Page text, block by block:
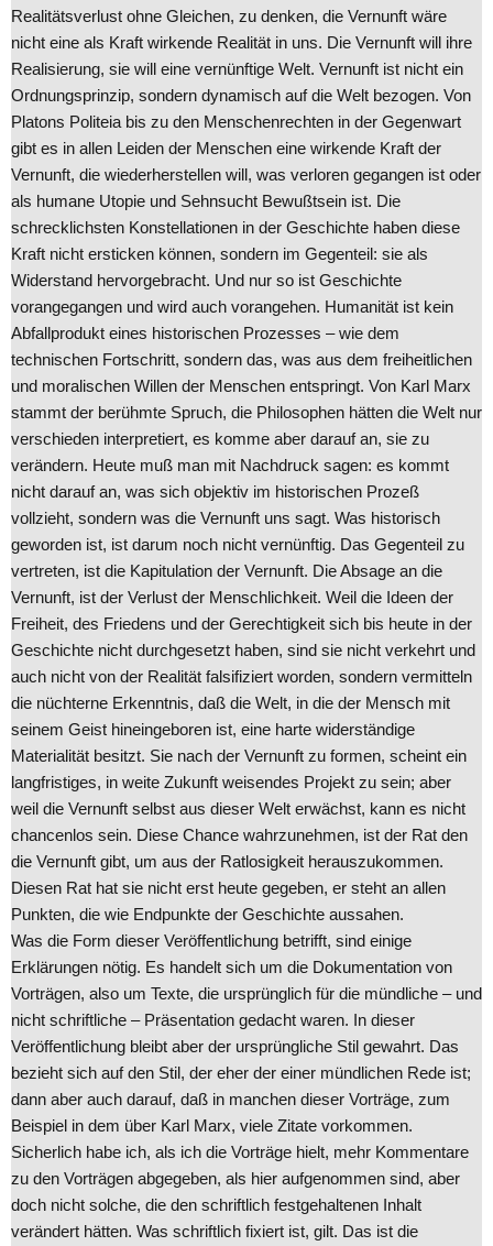
Realitätsverlust ohne Gleichen, zu denken, die Vernunft wäre
nicht eine als Kraft wirkende Realität in uns. Die Vernunft will ihre
Realisierung, sie will eine vernünftige Welt. Vernunft ist nicht ein
Ordnungsprinzip, sondern dynamisch auf die Welt bezogen. Von
Platons Politeia bis zu den Menschenrechten in der Gegenwart
gibt es in allen Leiden der Menschen eine wirkende Kraft der
Vernunft, die wiederherstellen will, was verloren gegangen ist oder
als humane Utopie und Sehnsucht Bewußtsein ist. Die
schrecklichsten Konstellationen in der Geschichte haben diese
Kraft nicht ersticken können, sondern im Gegenteil: sie als
Widerstand hervorgebracht. Und nur so ist Geschichte
vorangegangen und wird auch vorangehen. Humanität ist kein
Abfallprodukt eines historischen Prozesses – wie dem
technischen Fortschritt, sondern das, was aus dem freiheitlichen
und moralischen Willen der Menschen entspringt. Von Karl Marx
stammt der berühmte Spruch, die Philosophen hätten die Welt nur
verschieden interpretiert, es komme aber darauf an, sie zu
verändern. Heute muß man mit Nachdruck sagen: es kommt
nicht darauf an, was sich objektiv im historischen Prozeß
vollzieht, sondern was die Vernunft uns sagt. Was historisch
geworden ist, ist darum noch nicht vernünftig. Das Gegenteil zu
vertreten, ist die Kapitulation der Vernunft. Die Absage an die
Vernunft, ist der Verlust der Menschlichkeit. Weil die Ideen der
Freiheit, des Friedens und der Gerechtigkeit sich bis heute in der
Geschichte nicht durchgesetzt haben, sind sie nicht verkehrt und
auch nicht von der Realität falsifiziert worden, sondern vermitteln
die nüchterne Erkenntnis, daß die Welt, in die der Mensch mit
seinem Geist hineingeboren ist, eine harte widerständige
Materialität besitzt. Sie nach der Vernunft zu formen, scheint ein
langfristiges, in weite Zukunft weisendes Projekt zu sein; aber
weil die Vernunft selbst aus dieser Welt erwächst, kann es nicht
chancenlos sein. Diese Chance wahrzunehmen, ist der Rat den
die Vernunft gibt, um aus der Ratlosigkeit herauszukommen.
Diesen Rat hat sie nicht erst heute gegeben, er steht an allen
Punkten, die wie Endpunkte der Geschichte aussahen.
Was die Form dieser Veröffentlichung betrifft, sind einige
Erklärungen nötig. Es handelt sich um die Dokumentation von
Vorträgen, also um Texte, die ursprünglich für die mündliche – und
nicht schriftliche – Präsentation gedacht waren. In dieser
Veröffentlichung bleibt aber der ursprüngliche Stil gewahrt. Das
bezieht sich auf den Stil, der eher der einer mündlichen Rede ist;
dann aber auch darauf, daß in manchen dieser Vorträge, zum
Beispiel in dem über Karl Marx, viele Zitate vorkommen.
Sicherlich habe ich, als ich die Vorträge hielt, mehr Kommentare
zu den Vorträgen abgegeben, als hier aufgenommen sind, aber
doch nicht solche, die den schriftlich festgehaltenen Inhalt
verändert hätten. Was schriftlich fixiert ist, gilt. Das ist die